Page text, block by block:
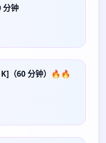
分钟
（60 分钟）🔥🔥